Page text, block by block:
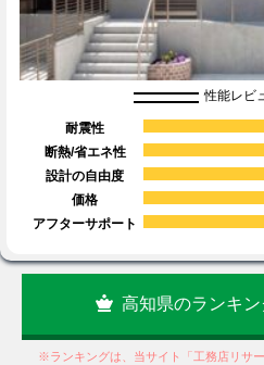
性能レビ
耐震性
断熱/省エネ性
設計の自由度
価格
アフターサポート
高知県のランキ
※ランキングは、当サイト「工務店リサ